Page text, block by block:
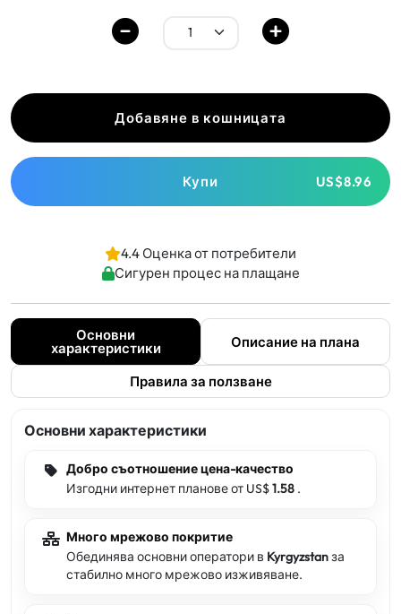
Добавяне в кошницата
Купи US$8.96
4.4 Оценка от потребители
Сигурен процес на плащане
Основни
характеристики Описание на плана
Правила за ползване
Основни характеристики
Добро съотношение цена-качество
Изгодни интернет планове от US$1.58 .
Много мрежово покритие
Обединява основни оператори в Kyrgyzstanза
стабилно много мрежово изживяване.